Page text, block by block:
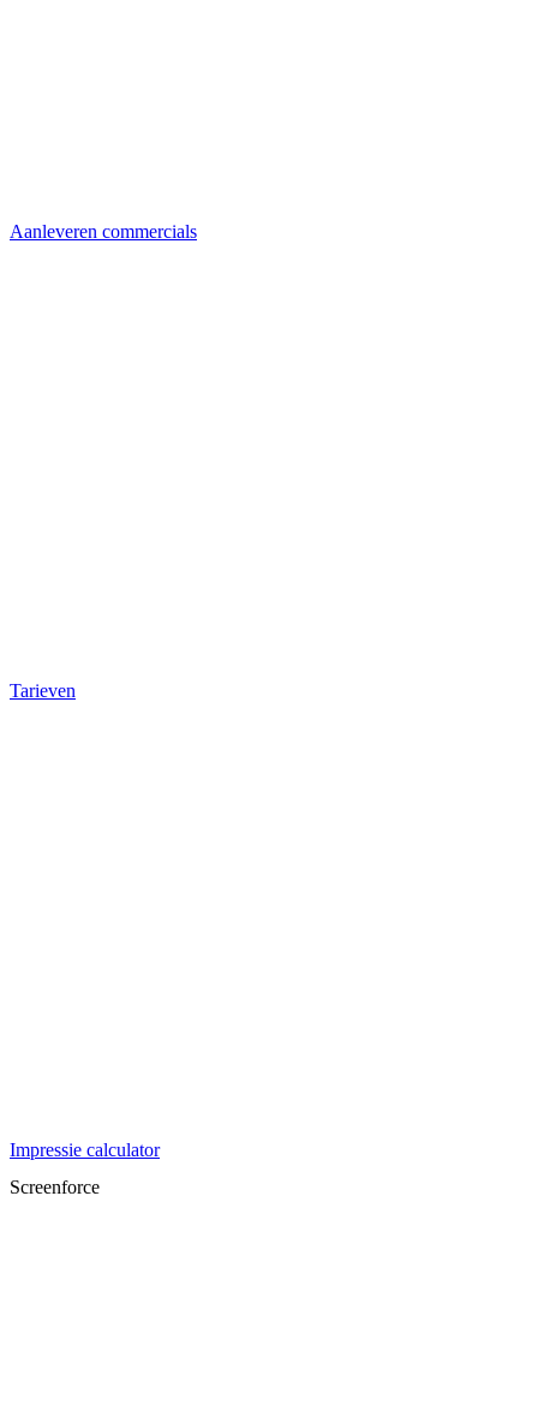
Aanleveren commercials
Tarieven
Impressie calculator
Screenforce